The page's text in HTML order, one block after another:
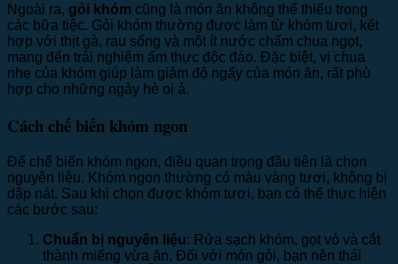
Ngoài ra, gỏi khóm cũng là món ăn không thể thiếu trong
các bữa tiệc. Gỏi khóm thường được làm từ khóm tươi, kết
hợp với thịt gà, rau sống và một ít nước chấm chua ngọt,
mang đến trải nghiệm ẩm thực độc đáo. Đặc biệt, vị chua
nhẹ của khóm giúp làm giảm độ ngấy của món ăn, rất phù
hợp cho những ngày hè oi ả.
Cách chế biến khóm ngon
Để chế biến khóm ngon, điều quan trọng đầu tiên là chọn
nguyên liệu. Khóm ngon thường có màu vàng tươi, không bị
dập nát. Sau khi chọn được khóm tươi, bạn có thể thực hiện
các bước sau:
Chuẩn bị nguyên liệu: Rửa sạch khóm, gọt vỏ và cắt
thành miếng vừa ăn. Đối với món gỏi, bạn nên thái